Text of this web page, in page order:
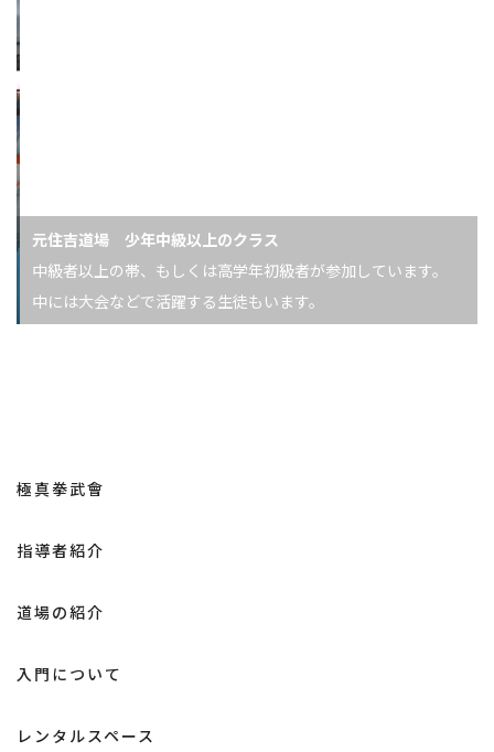
元住吉道場 少年中級以上のクラス
中級者以上の帯、もしくは高学年初級者が参加しています。
中には大会などで活躍する生徒もいます。
極真拳武會
指導者紹介
道場の紹介
入門について
レンタルスペース